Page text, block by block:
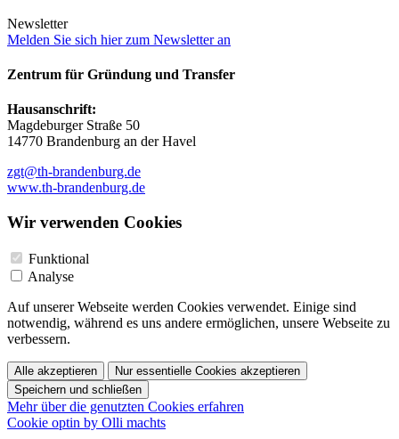
Newsletter
Melden Sie sich hier zum Newsletter an
Zentrum für Gründung und Transfer
Hausanschrift:
Magdeburger Straße 50
14770 Brandenburg an der Havel
zgt@th-brandenburg.de
www.th-brandenburg.de
Wir verwenden Cookies
Funktional
Analyse
Auf unserer Webseite werden Cookies verwendet. Einige sind
notwendig, während es uns andere ermöglichen, unsere Webseite zu
verbessern.
Alle akzeptieren
Nur essentielle Cookies akzeptieren
Speichern und schließen
Mehr über die genutzten Cookies erfahren
Cookie optin by Olli machts